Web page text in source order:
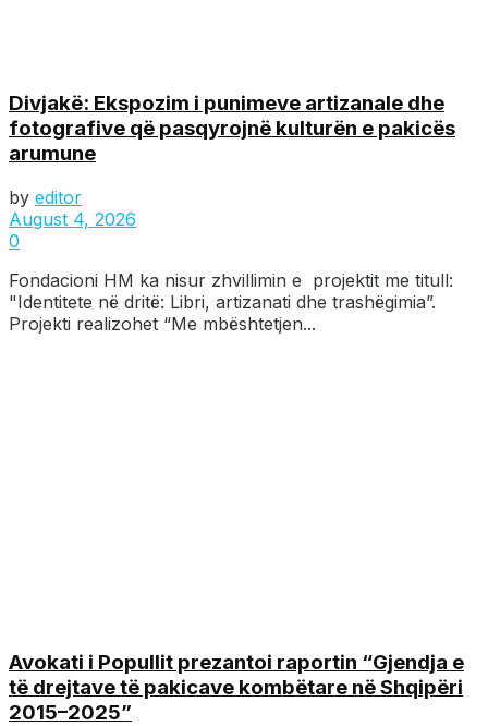
Divjakë: Ekspozim i punimeve artizanale dhe
fotografive që pasqyrojnë kulturën e pakicës
arumune
by editor
August 4, 2026
0
Fondacioni HM ka nisur zhvillimin e projektit me titull:
"Identitete në dritë: Libri, artizanati dhe trashëgimia”.
Projekti realizohet “Me mbështetjen...
Avokati i Popullit prezantoi raportin “Gjendja e
të drejtave të pakicave kombëtare në Shqipëri
2015–2025”